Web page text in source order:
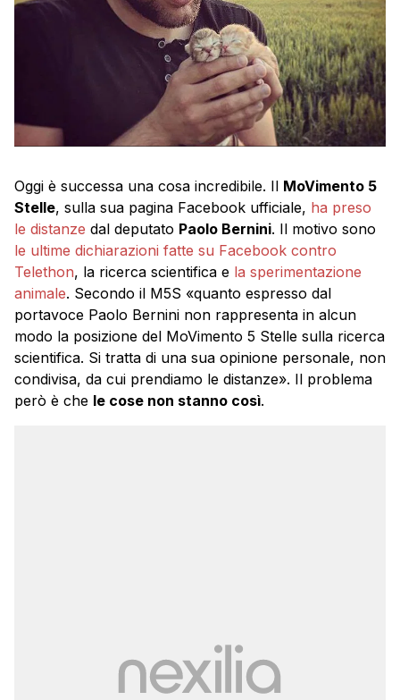
Oggi è successa una cosa incredibile. Il MoVimento 5
Stelle, sulla sua pagina Facebook ufficiale, ha preso
le distanze dal deputato Paolo Bernini. Il motivo sono
le ultime dichiarazioni fatte su Facebook contro
Telethon, la ricerca scientifica e la sperimentazione
animale. Secondo il M5S «quanto espresso dal
portavoce Paolo Bernini non rappresenta in alcun
modo la posizione del MoVimento 5 Stelle sulla ricerca
scientifica. Si tratta di una sua opinione personale, non
condivisa, da cui prendiamo le distanze». Il problema
però è che le cose non stanno così.